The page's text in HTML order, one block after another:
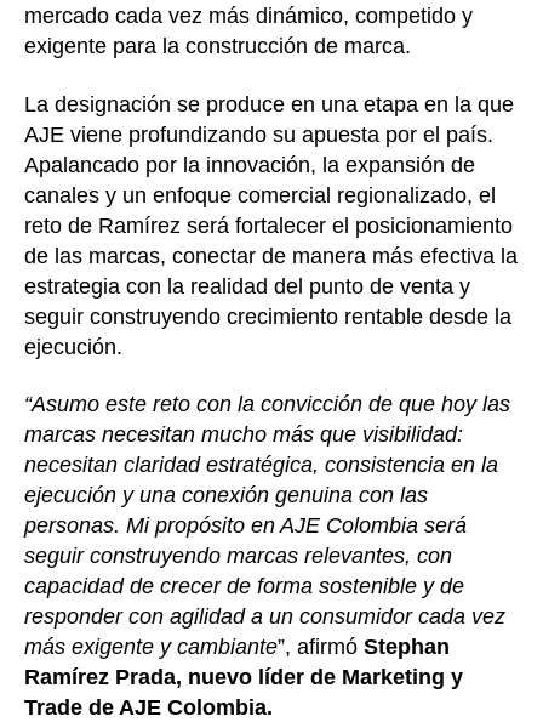
mercado cada vez más dinámico, competido y
exigente para la construcción de marca.
La designación se produce en una etapa en la que
AJE viene profundizando su apuesta por el país.
Apalancado por la innovación, la expansión de
canales y un enfoque comercial regionalizado, el
reto de Ramírez será fortalecer el posicionamiento
de las marcas, conectar de manera más efectiva la
estrategia con la realidad del punto de venta y
seguir construyendo crecimiento rentable desde la
ejecución.
“Asumo este reto con la convicción de que hoy las
marcas necesitan mucho más que visibilidad:
necesitan claridad estratégica, consistencia en la
ejecución y una conexión genuina con las
personas. Mi propósito en AJE Colombia será
seguir construyendo marcas relevantes, con
capacidad de crecer de forma sostenible y de
responder con agilidad a un consumidor cada vez
más exigente y cambiante”, afirmó Stephan
Ramírez Prada, nuevo líder de Marketing y
Trade de AJE Colombia.